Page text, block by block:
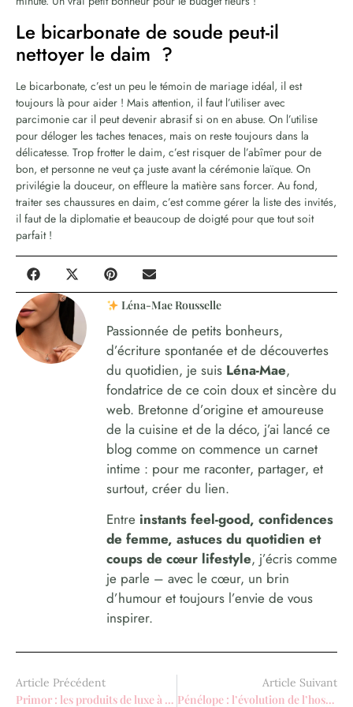
Le bicarbonate de soude peut-il
nettoyer le daim ?
Le bicarbonate, c’est un peu le témoin de mariage idéal, il est
toujours là pour aider ! Mais attention, il faut l’utiliser avec
parcimonie car il peut devenir abrasif si on en abuse. On l’utilise
pour déloger les taches tenaces, mais on reste toujours dans la
délicatesse. Trop frotter le daim, c’est risquer de l’abîmer pour de
bon, et personne ne veut ça juste avant la cérémonie laïque. On
privilégie la douceur, on effleure la matière sans forcer. Au fond,
traiter ses chaussures en daim, c’est comme gérer la liste des invités,
il faut de la diplomatie et beaucoup de doigté pour que tout soit
parfait !
Léna-Mae Rousselle
Passionnée de petits bonheurs,
d’écriture spontanée et de découvertes
du quotidien, je suis Léna-Mae,
fondatrice de ce coin doux et sincère du
web. Bretonne d’origine et amoureuse
de la cuisine et de la déco, j’ai lancé ce
blog comme on commence un carnet
intime : pour me raconter, partager, et
surtout, créer du lien.
Entre instants feel-good, confidences
de femme, astuces du quotidien et
coups de cœur lifestyle, j’écris comme
je parle – avec le cœur, un brin
d’humour et toujours l’envie de vous
inspirer.
Article Précédent
Primor : les produits de luxe à prix réduit sont-ils authentiques ?
Article Suivant
Pénélope : l’évolution de l’hospitality et de la marque employeur